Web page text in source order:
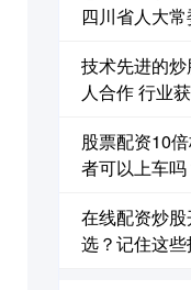
四川省人大
技术先进的
人合作 行业
股票配资10
者可以上车吗
在线配资炒
选？记住这